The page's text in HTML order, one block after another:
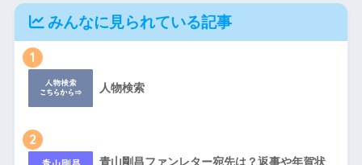
みんなに見られている記事
1
人物検索
2
青山剛昌ファンレター宛先は？返事や年賀状